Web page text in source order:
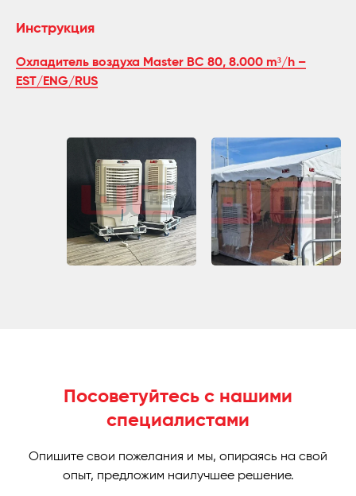
Инструкция
Охладитель воздуха Master BC 80, 8.000 m³/h –
EST/ENG/RUS
Посоветуйтесь с нашими
специалистами
Опишите свои пожелания и мы, опираясь на свой
опыт, предложим наилучшее решение.